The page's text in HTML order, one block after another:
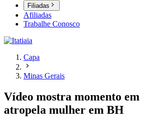
Filiadas
Afiliadas
Trabalhe Conosco
Capa
Minas Gerais
Vídeo mostra momento
atropela mulher em BH